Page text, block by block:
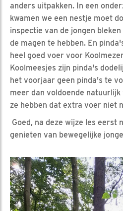
anders uitpakken. In een
kwamen we een nestje moet
inspectie van de jongen
de magen te hebben. En
heel goed voer voor
Koolmeesjes zijn pinda's
het voorjaar geen pinda's te
meer dan voldoende
ze hebben dat extra voer niet
Goed, na deze wijze les eerst
genieten van bewegelijke